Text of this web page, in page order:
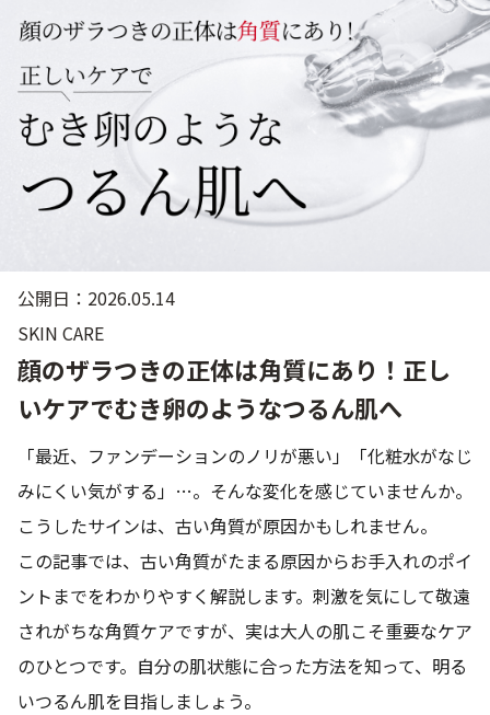
乳液 美容液
ゲル クリーム
商品カテゴリーから探す TOP
プロダクトラインから探す
VC100ライン
モイスチャーライン
ブライトニングライン
お悩みから探す
乾燥 くすみ
シミ・そばかす ゆるみ・ハリ
シワ
公開日：2026.05.14
SKIN CARE
顔のザラつきの正体は角質にあり！正し
いケアでむき卵のようなつるん肌へ
「最近、ファンデーションのノリが悪い」「化粧水がなじ
みにくい気がする」…。そんな変化を感じていませんか。
こうしたサインは、古い角質が原因かもしれません。
この記事では、古い角質がたまる原因からお手入れのポイ
ントまでをわかりやすく解説します。刺激を気にして敬遠
されがちな角質ケアですが、実は大人の肌こそ重要なケア
のひとつです。自分の肌状態に合った方法を知って、明る
いつるん肌を目指しましょう。